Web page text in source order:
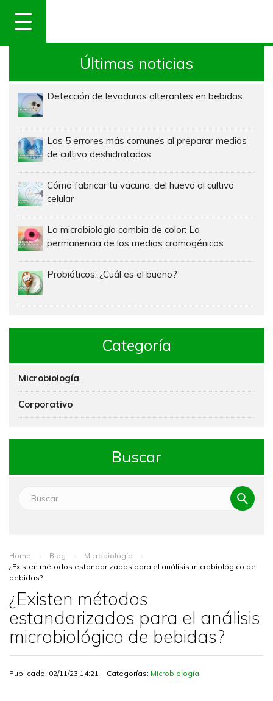
Últimas noticias
Detección de levaduras alterantes en bebidas
Los 5 errores más comunes al preparar medios
de cultivo deshidratados
Cómo fabricar tu vacuna: del huevo al cultivo
celular
La microbiología cambia de color: La
permanencia de los medios cromogénicos
Probióticos: ¿Cuál es el bueno?
Categoría
Microbiología
Corporativo
Buscar
Home Blog
Microbiología
¿Existen métodos estandarizados para el análisis microbiológico de
bebidas?
¿Existen métodos
estandarizados para el análisis
microbiológico de bebidas?
Publicado: 02/11/23 14:21 Categorías: Microbiología